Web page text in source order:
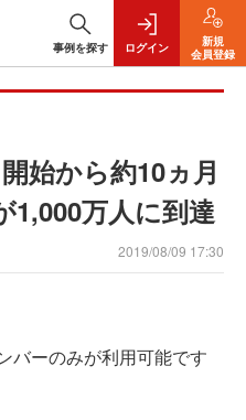
事例を探す ログイン
新規
会員登録
始から約10ヵ月
1,000万人に到達
2019/08/09 17:30
バーのみが利用可能です